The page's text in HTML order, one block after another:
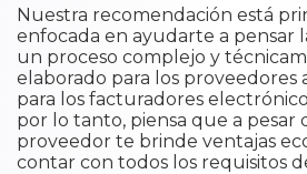
Nuestra recomendación está
enfocada en ayudarte a pensar
un proceso complejo y
elaborado para los proveedores
para los facturadores
por lo tanto, piensa que a pesar
proveedor te brinde ventajas
contar con todos los requisitos